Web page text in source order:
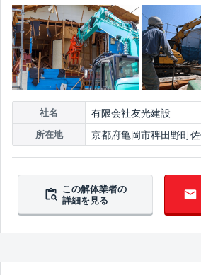
社名 有限会社友光建設
所在地 京都府亀岡市稗田野町
この解体業者の
詳細を見る